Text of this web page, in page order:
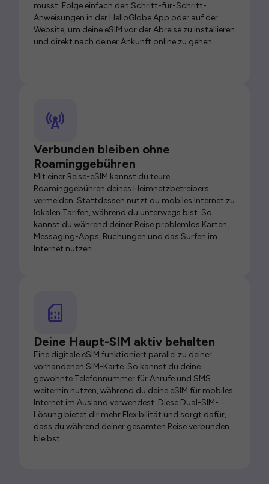
musst. Folge einfach den Schritt-für-Schritt-
Anweisungen in der HelloGlobe App oder auf der
Website, um deine eSIM vor der Abreise zu installieren
und direkt nach deiner Ankunft online zu gehen.
Verbunden bleiben ohne
Roaminggebühren
Mit einer Reise-eSIM kannst du teure
Roaminggebühren deines Heimnetzbetreibers
vermeiden. Stattdessen nutzt du mobiles Internet zu
lokalen Tarifen, während du unterwegs bist. So
kannst du während deiner Reise problemlos Karten,
Messaging-Apps, Buchungen und das Surfen im
Internet nutzen.
Deine Haupt-SIM aktiv behalten
Eine digitale eSIM funktioniert parallel zu deiner
vorhandenen SIM-Karte. So kannst du deine
gewohnte Telefonnummer für Anrufe und SMS
weiterhin nutzen, während du deine eSIM für mobiles
Internet im Ausland verwendest. Diese Dual-SIM-
Lösung bietet dir mehr Flexibilität und sorgt dafür,
dass du während deiner gesamten Reise verbunden
bleibst.